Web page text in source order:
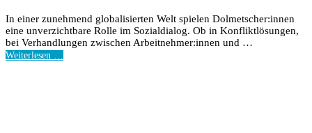
In einer zunehmend globalisierten Welt spielen Dolmetscher:innen
eine unverzichtbare Rolle im Sozialdialog. Ob in Konfliktlösungen,
bei Verhandlungen zwischen Arbeitnehmer:innen und …
Weiterlesen …